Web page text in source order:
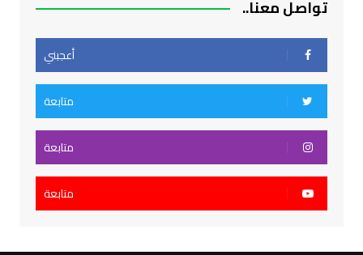
تواصل معنا..
أعجبني
متابعة
متابعة
متابعة